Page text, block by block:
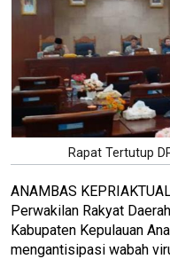
Rapat Tertutup
ANAMBAS
Perwakilan Rakyat
Kabupaten Kepulauan
mengantisipasi wabah